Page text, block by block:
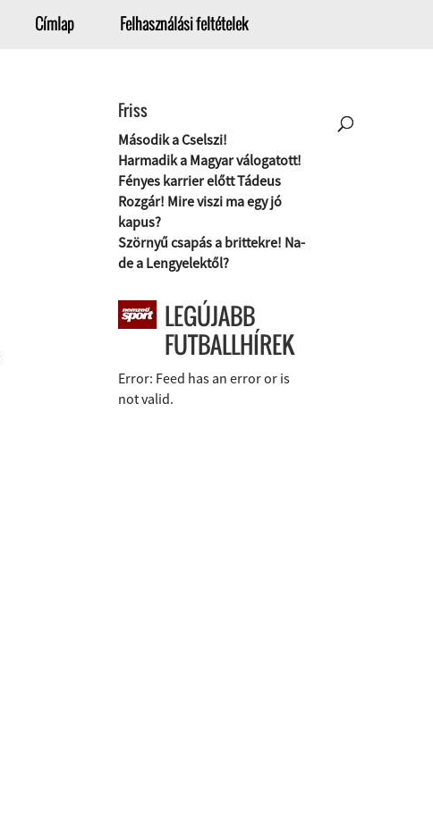
Címlap Felhasználási feltételek
Friss
Második a Cselszi!
Harmadik a Magyar válogatott!
Fényes karrier előtt Tádeus
Rozgár! Mire viszi ma egy jó
kapus?
Szörnyű csapás a brittekre! Na-
de a Lengyelektől?
LEGÚJABB
FUTBALLHÍREK
Error: Feed has an error or is
not valid.